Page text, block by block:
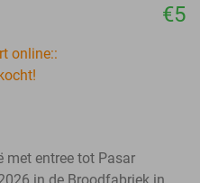
€5
online::
met entree tot Pasar